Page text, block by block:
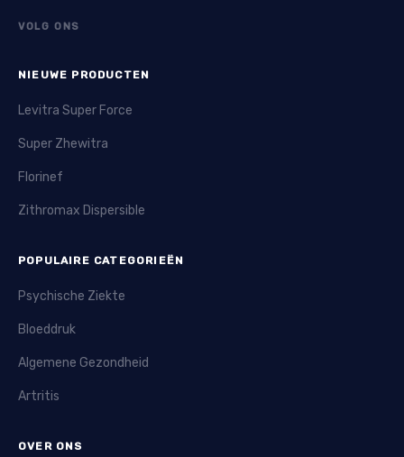
VOLG ONS
NIEUWE PRODUCTEN
Levitra Super Force
Super Zhewitra
Florinef
Zithromax Dispersible
POPULAIRE CATEGORIEËN
Psychische Ziekte
Bloeddruk
Algemene Gezondheid
Artritis
OVER ONS